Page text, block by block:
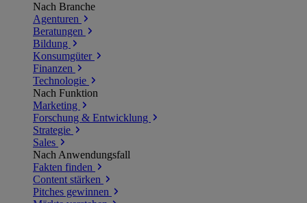
Nach Branche
Agenturen
Beratungen
Bildung
Konsumgüter
Finanzen
Technologie
Nach Funktion
Marketing
Forschung & Entwicklung
Strategie
Sales
Nach Anwendungsfall
Fakten finden
Content stärken
Pitches gewinnen